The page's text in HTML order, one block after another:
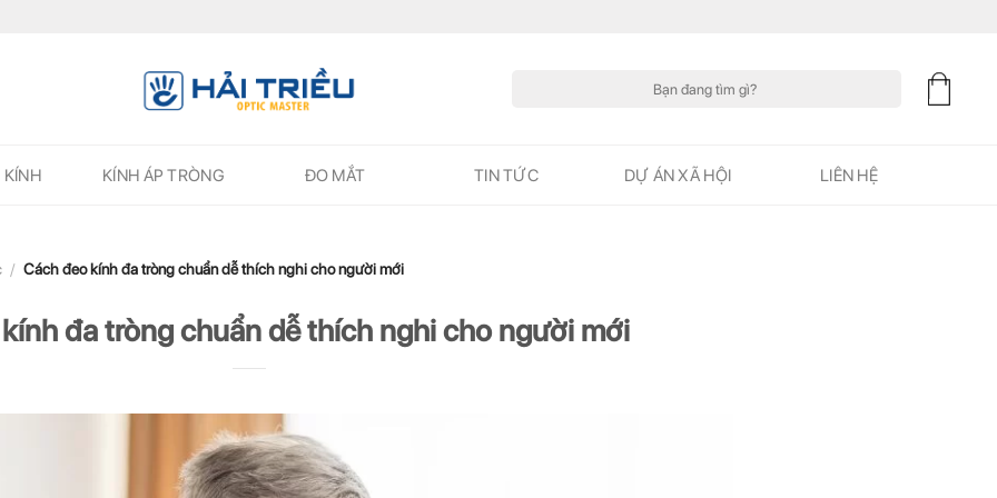
KÍNH KÍNH ÁP TRÒNG ĐO MẮT TIN TỨC DỰ ÁN XÃ HỘI LIÊN HỆ
/ Cách đeo kính đa tròng chuẩn dễ thích nghi cho người mới
đa tròng chuẩn dễ thích nghi cho người mới